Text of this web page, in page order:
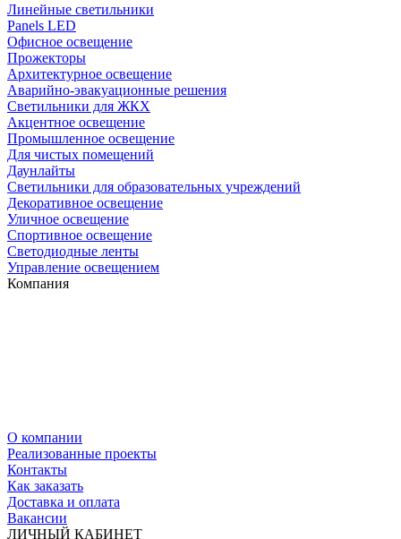
Линейные светильники
Panels LED
Офисное освещение
Прожекторы
Архитектурное освещение
Аварийно-эвакуационные решения
Светильники для ЖКХ
Акцентное освещение
Промышленное освещение
Для чистых помещений
Даунлайты
Светильники для образовательных учреждений
Декоративное освещение
Уличное освещение
Спортивное освещение
Светодиодные ленты
Управление освещением
Компания
О компании
Реализованные проекты
Контакты
Как заказать
Доставка и оплата
Вакансии
ЛИЧНЫЙ КАБИНЕТ